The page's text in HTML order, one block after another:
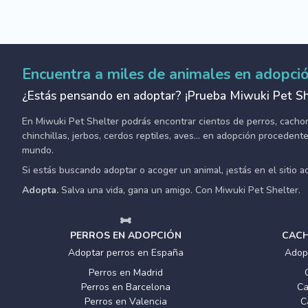
Encuentra a miles de animales en
¿Estás pensando en adoptar? ¡Prueba Miwuki Pet
En Miwuki Pet Shelter podrás encontrar cientos de perros,
chinchillas, jerbos, cerdos reptiles, aves... en adopción
mundo.
Si estás buscando adoptar o acoger un animal, ¡estás en el sitio
Adopta. Salva una vida, gana un amigo. Con Miwuki Pet Shelter.
PERROS EN ADOPCIÓN
Adoptar perros en España
Perros en Madrid
Perros en Barcelona
Perros en Valencia